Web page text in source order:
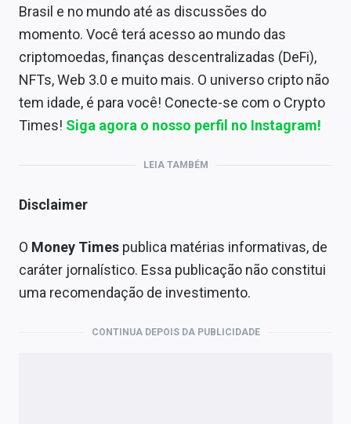
Brasil e no mundo até as discussões do
momento. Você terá acesso ao mundo das
criptomoedas, finanças descentralizadas (DeFi),
NFTs, Web 3.0 e muito mais. O universo cripto não
tem idade, é para você! Conecte-se com o Crypto
Times! Siga agora o nosso perfil no Instagram!
LEIA TAMBÉM
Disclaimer
O Money Times publica matérias informativas, de
caráter jornalístico. Essa publicação não constitui
uma recomendação de investimento.
CONTINUA DEPOIS DA PUBLICIDADE